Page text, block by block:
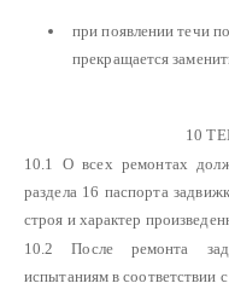
при появлении течи
прекращается
10
10.1 О всех ремонтах
раздела 16 паспорта
строя и характер
10.2 После ремонта
испытаниям в соответствии